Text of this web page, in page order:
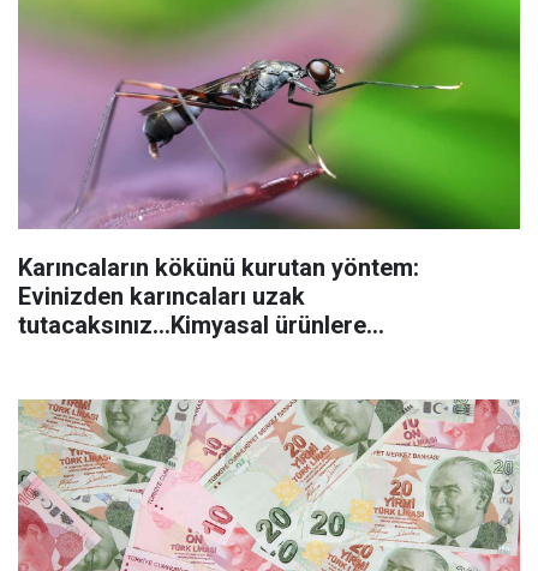
Karıncaların kökünü kurutan yöntem:
Evinizden karıncaları uzak
tutacaksınız...Kimyasal ürünlere